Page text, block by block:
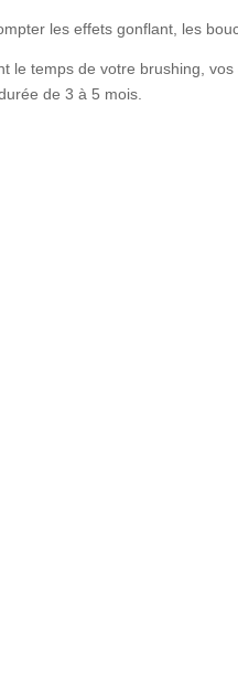
les effets gonflant, les
le temps de votre brushing,
de 3 à 5 mois.